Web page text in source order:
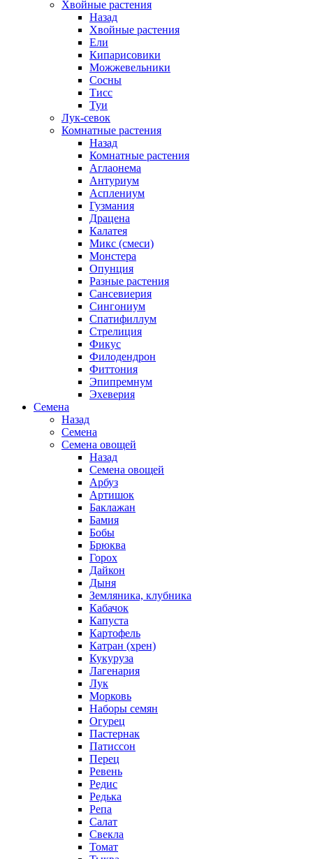
Хвойные растения
Назад
Хвойные растения
Ели
Кипарисовики
Можжевельники
Сосны
Тисс
Туи
Лук-севок
Комнатные растения
Назад
Комнатные растения
Аглаонема
Антуриум
Асплениум
Гузмания
Драцена
Калатея
Микс (смеси)
Монстера
Опунция
Разные растения
Сансевиерия
Сингониум
Спатифиллум
Стрелиция
Фикус
Филодендрон
Фиттония
Эпипремнум
Эхеверия
Семена
Назад
Семена
Семена овощей
Назад
Семена овощей
Арбуз
Артишок
Баклажан
Бамия
Бобы
Брюква
Горох
Дайкон
Дыня
Земляника, клубника
Кабачок
Капуста
Картофель
Катран (хрен)
Кукуруза
Лагенария
Лук
Морковь
Наборы семян
Огурец
Пастернак
Патиссон
Перец
Ревень
Редис
Редька
Репа
Салат
Свекла
Томат